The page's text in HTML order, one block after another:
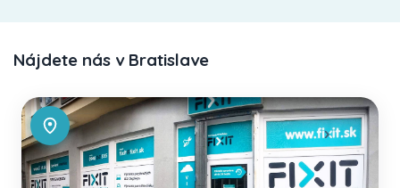
Nájdete nás v Bratislave